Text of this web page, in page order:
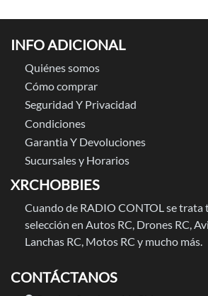
INFO ADICIONAL
Quiénes somos
Cómo comprar
Seguridad Y Privacidad
Condiciones
Garantia Y Devoluciones
Sucursales y Horarios
XRCHOBBIES
Cuando de RADIO CONTOL se trata
selección en Autos RC, Drones RC,
Lanchas RC, Motos RC y mucho más.
CONTÁCTANOS